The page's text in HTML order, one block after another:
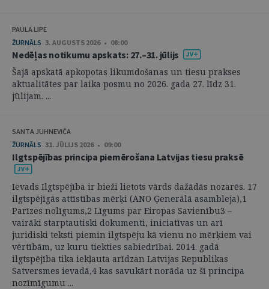
PAULA LIPE
ŽURNĀLS 3. AUGUSTS 2026 • 08:00
Nedēļas notikumu apskats: 27.–31. jūlijs
Šajā apskatā apkopotas likumdošanas un tiesu prakses
aktualitātes par laika posmu no 2026. gada 27. līdz 31.
jūlijam. ...
SANTA JUHNEVIČA
ŽURNĀLS 31. JŪLIJS 2026 • 09:00
Ilgtspējības principa piemērošana Latvijas tiesu praksē
Ievads Ilgtspējība ir bieži lietots vārds dažādās nozarēs. 17
ilgtspējīgās attīstības mērķi (ANO Ģenerālā asambleja),1
Parīzes nolīgums,2 Līgums par Eiropas Savienību3 –
vairāki starptautiski dokumenti, iniciatīvas un arī
juridiski teksti piemin ilgtspēju kā vienu no mērķiem vai
vērtībām, uz kuru tiekties sabiedrībai. 2014. gadā
ilgtspējība tika iekļauta arīdzan Latvijas Republikas
Satversmes ievadā,4 kas savukārt norāda uz šī principa
nozīmīgumu ...